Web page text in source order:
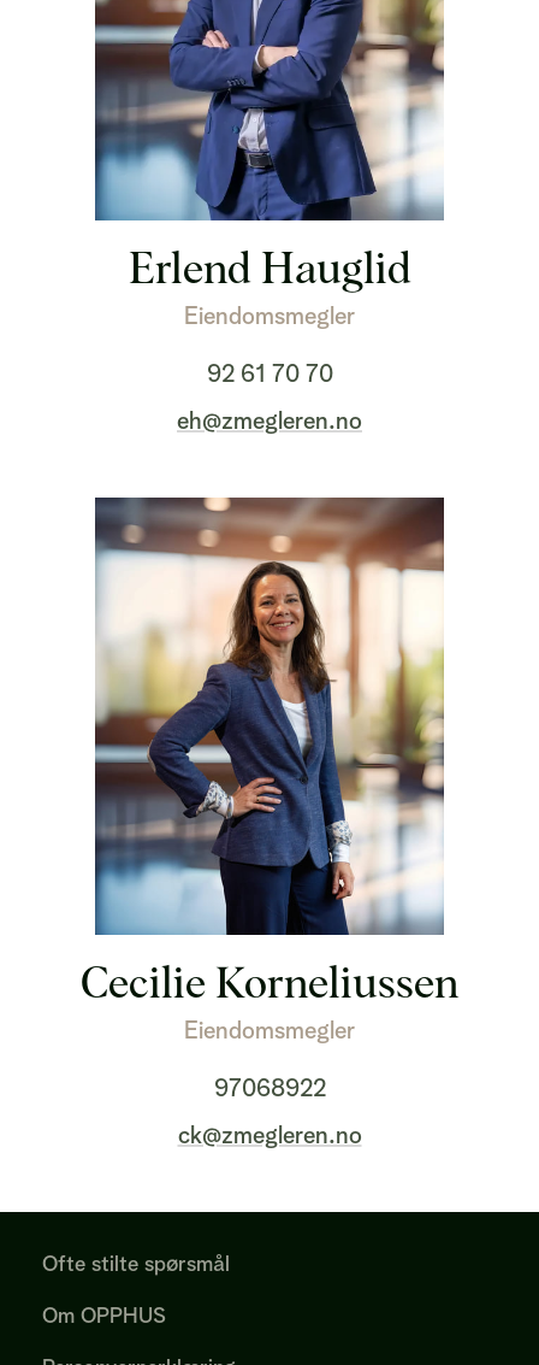
Erlend Hauglid
Eiendomsmegler
92 61 70 70
eh@zmegleren.no
Cecilie Korneliussen
Eiendomsmegler
97068922
ck@zmegleren.no
Ofte stilte spørsmål
Om OPPHUS